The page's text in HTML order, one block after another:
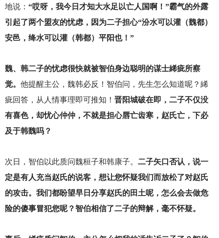
地说： “哎呀，我今日才知大水足以亡人国啊！”霸气的外露
引起了两个盟友的忧虑，因为二子担心“汾水可以灌（魏都）
安邑，绛水可以灌（韩都）平阳也！”
魏、韩二子的忧虑很快就被智伯身边聪明的谋士絺疵所察
觉。 他提醒主公，魏韩必反！智伯问，先生怎么知道呢？絺
疵回答，从人情事理即可推知！ 晋阳城破在即，二子不仅没
有喜色，却忧心仲仲，不就是担心唇亡齿寒，赵氏亡，下必
及于韩魏吗？
次日，智伯以此质问魏桓子和韩康子。 二子矢口否认，说一
定是有人充当赵氏的说客，想让您怀疑我们而放松了对赵氏
的攻击。我们都盼望早日分享赵氏的田土呢，怎么会去做危
险的傻事冒犯您呢？智伯相信了二子的辩解，毫不怀疑。